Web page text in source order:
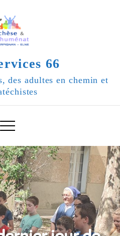
66
des adultes en chemin et